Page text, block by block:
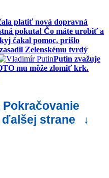
platiť nová dopravná
pokuta! Čo máte urobiť a
čakal pomoc, prišlo
Zelenskému tvrdý
Putin zvažuje
mu môže zlomiť krk.
strane
↓